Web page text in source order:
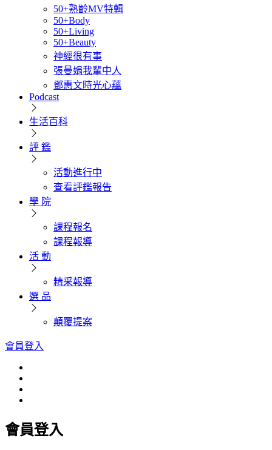
50+熟齡MV特輯
50+Body
50+Living
50+Beauty
神經很有事
張曼娟我輩中人
鄧惠文時光心蘊
Podcast
生活百科
評 鑑
活動進行中
查看評鑑報告
學 院
課程報名
課程報導
活 動
精采報導
選 品
顛覆提案
會員登入
會員登入